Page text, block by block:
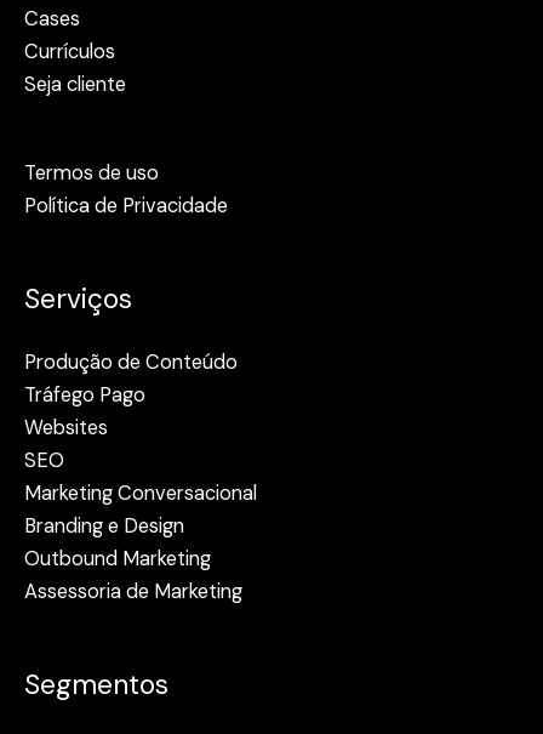
Cases
Currículos
Seja cliente
Termos de uso
Política de Privacidade
Serviços
Produção de Conteúdo
Tráfego Pago
Websites
SEO
Marketing Conversacional
Branding e Design
Outbound Marketing
Assessoria de Marketing
Segmentos